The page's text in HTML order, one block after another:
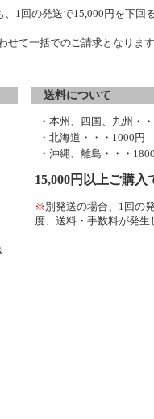
1回の発送で15,000円を下回
て一括でのご請求となります
送料について
・本州、四国、九州・
・北海道・・・1000円
・沖縄、離島・・・
15,000円以上ご購入
※ 別発送の場合、1回の
度、送料・手数料が発生